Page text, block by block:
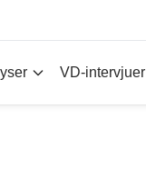
VD-intervjuer